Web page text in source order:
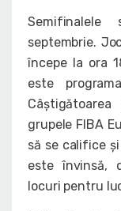
septembrie.
începe la ora
este
grupele FIBA
să se califice
este învinsă,
locuri pentru